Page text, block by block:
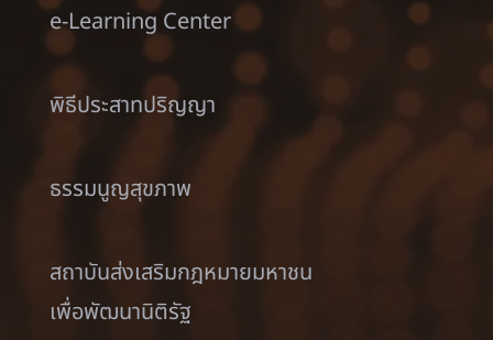
e-Learning Center
พิธีประสาทปริญญา
ธรรมนูญสุขภาพ
สถาบันส่งเสริมกฎหมายมหาชน
เพื่อพัฒนานิติรัฐ